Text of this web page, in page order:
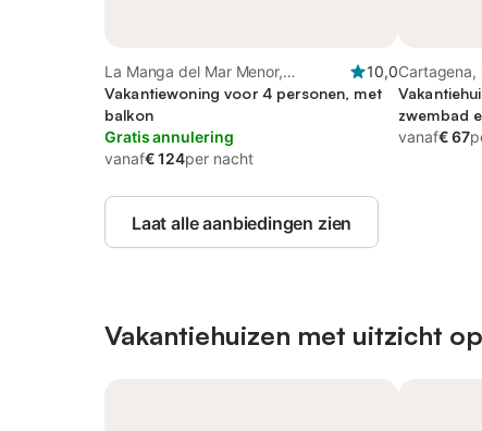
La Manga del Mar Menor,
Cartagena
10,0
Vakantiewoning voor 4 personen, met
balkon
Gratis annulering
vanaf€ 124per nacht
Cartagena,
zwembad
vanaf€ 67
Laat alle aanbiedingen zien
Vakantiehuizen met uitzicht